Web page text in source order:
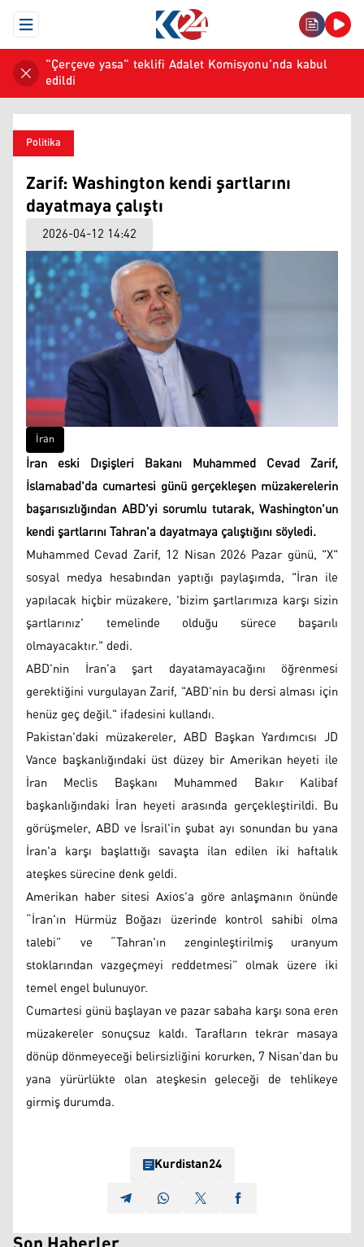
Open Menu
"Çerçeve yasa" teklifi Adalet Komisyonu'nda kabul
edildi
Politika
Zarif: Washington kendi şartlarını
dayatmaya çalıştı
2026-04-12 14:42
İran
İran eski Dışişleri Bakanı Muhammed Cevad Zarif,
İslamabad'da cumartesi günü gerçekleşen müzakerelerin
başarısızlığından ABD'yi sorumlu tutarak, Washington'un
kendi şartlarını Tahran'a dayatmaya çalıştığını söyledi.
Muhammed Cevad Zarif, 12 Nisan 2026 Pazar günü, "X"
sosyal medya hesabından yaptığı paylaşımda, "İran ile
yapılacak hiçbir müzakere, 'bizim şartlarımıza karşı sizin
şartlarınız' temelinde olduğu sürece başarılı
olmayacaktır." dedi.
ABD'nin İran'a şart dayatamayacağını öğrenmesi
gerektiğini vurgulayan Zarif, "ABD'nin bu dersi alması için
henüz geç değil." ifadesini kullandı.
Pakistan'daki müzakereler, ABD Başkan Yardımcısı JD
Vance başkanlığındaki üst düzey bir Amerikan heyeti ile
İran Meclis Başkanı Muhammed Bakır Kalibaf
başkanlığındaki İran heyeti arasında gerçekleştirildi. Bu
görüşmeler, ABD ve İsrail'in şubat ayı sonundan bu yana
İran'a karşı başlattığı savaşta ilan edilen iki haftalık
ateşkes sürecine denk geldi.
Amerikan haber sitesi Axios'a göre anlaşmanın önünde
“İran'ın Hürmüz Boğazı üzerinde kontrol sahibi olma
talebi” ve “Tahran'ın zenginleştirilmiş uranyum
stoklarından vazgeçmeyi reddetmesi” olmak üzere iki
temel engel bulunuyor.
Cumartesi günü başlayan ve pazar sabaha karşı sona eren
müzakereler sonuçsuz kaldı. Tarafların tekrar masaya
dönüp dönmeyeceği belirsizliğini korurken, 7 Nisan'dan bu
yana yürürlükte olan ateşkesin geleceği de tehlikeye
girmiş durumda.
Kurdistan24